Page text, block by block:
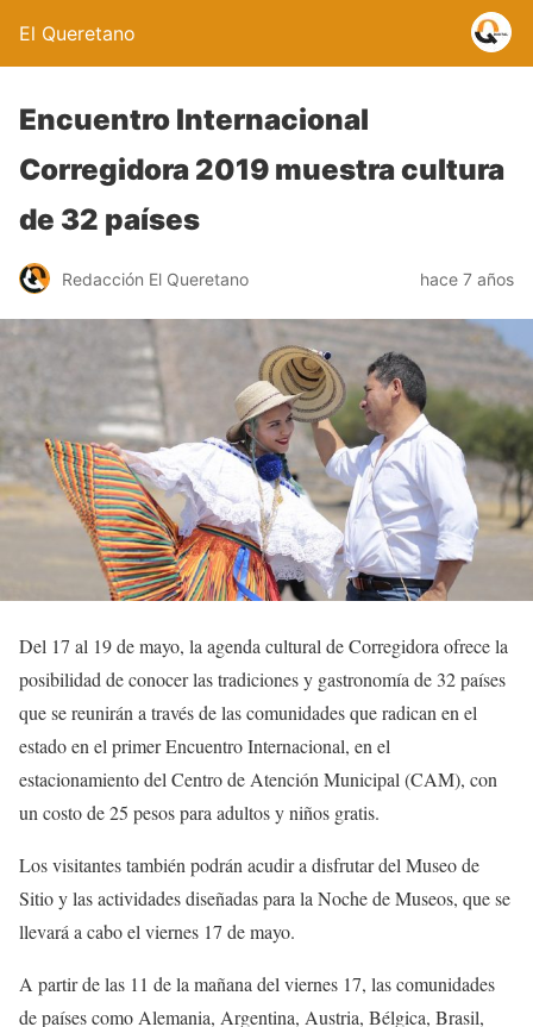
El Queretano
Encuentro Internacional
Corregidora 2019 muestra cultura
de 32 países
Redacción El Queretano hace 7 años
Del 17 al 19 de mayo, la agenda cultural de Corregidora ofrece la
posibilidad de conocer las tradiciones y gastronomía de 32 países
que se reunirán a través de las comunidades que radican en el
estado en el primer Encuentro Internacional, en el
estacionamiento del Centro de Atención Municipal (CAM), con
un costo de 25 pesos para adultos y niños gratis.
Los visitantes también podrán acudir a disfrutar del Museo de
Sitio y las actividades diseñadas para la Noche de Museos, que se
llevará a cabo el viernes 17 de mayo.
A partir de las 11 de la mañana del viernes 17, las comunidades
de países como Alemania, Argentina, Austria, Bélgica, Brasil,